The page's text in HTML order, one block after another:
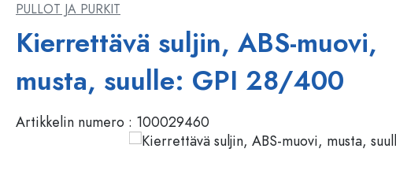
Lasipurkit
Säilytysastiat
Astiat
Kosmetiikka-astiat
WECK-Lasipullot
Pullot toiminnon mukaan
Patenttikorkkipullot
PULLOT JA PURKIT
Kierrettävä suljin, ABS-muovi,
musta, suulle: GPI 28/400
Artikkelin numero : 100029460